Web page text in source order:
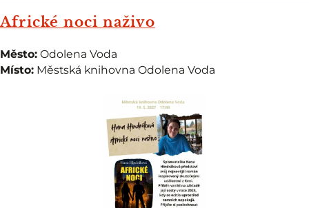
Africké noci naživo
Město: Odolena Voda
Místo: Městská knihovna Odolena Voda